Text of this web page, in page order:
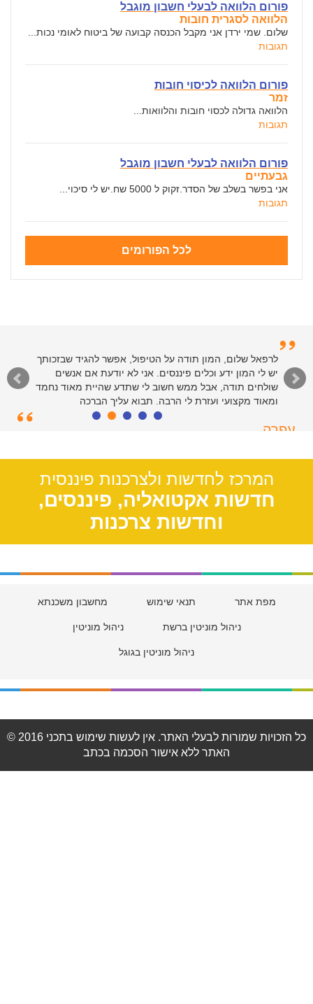
פורום הלוואה לבעלי חשבון מוגבל
הלוואה לסגרית חובות
שלום. שמי ירדן אני מקבל הכנסה קבועה של ביטוח לאומי נכות...
תגובות
פורום הלוואה לכיסוי חובות
זמר
הלוואה גדולה לכסוי חובות והלוואות...
תגובות
פורום הלוואה לבעלי חשבון מוגבל
גבעתיים
אני בפשר בשלב של הסדר.זקוק ל 5000 שח.יש לי סיכוי...
תגובות
לכל הפורומים
לרפאל שלום, המון תודה על הטיפול, אפשר להגיד שבזכותך
יש לי המון ידע וכלים פיננסים. אני לא יודעת אם אנשים
שולחים תודה, אבל ממש חשוב לי שתדע שהיית מאוד נחמד
ומאוד מקצועי ועזרת לי הרבה. תבוא עליך הברכה
עפרה
המרכז לחדשות ולצרכנות פיננסית
חדשות אקטואליה, פיננסים,
וחדשות צרכנות
מפת אתר תנאי שימוש מחשבון משכנתא
ניהול מוניטין ברשת ניהול מוניטין
ניהול מוניטין בגוגל
© 2016 כל הזכויות שמורות לבעלי האתר. אין לעשות שימוש בתכני
האתר ללא אישור הסכמה בכתב